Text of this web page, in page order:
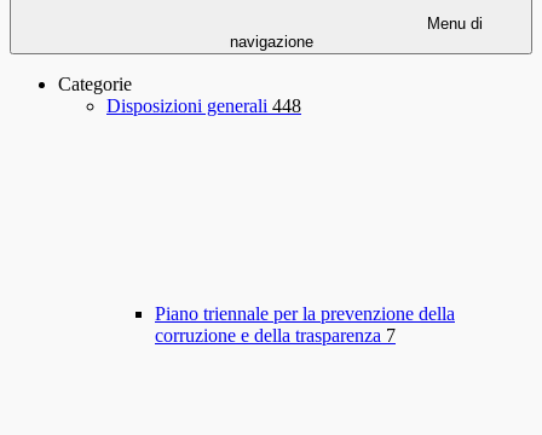
Menu di
navigazione
Categorie
Disposizioni generali 448
Piano triennale per la prevenzione della
corruzione e della trasparenza 7